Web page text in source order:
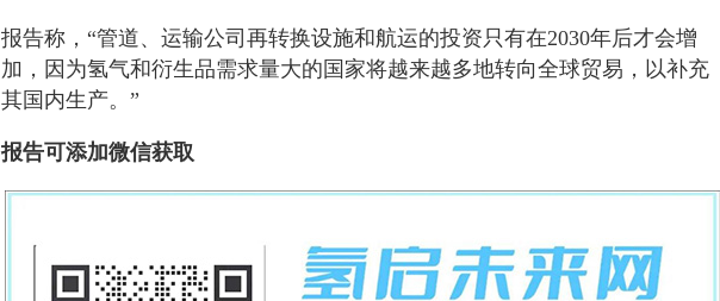
报告称，“管道、运输公司再转换设施和航运的投资只有在2030年后才会增
加，因为氢气和衍生品需求量大的国家将越来越多地转向全球贸易，以补充
其国内生产。”
报告可添加微信获取